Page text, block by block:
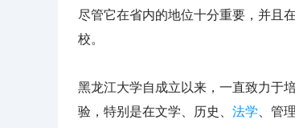
尽管它在省内的地位十分重要，并且
校。
黑龙江大学自成立以来，一直致力于
验，特别是在文学、历史、 法学、管